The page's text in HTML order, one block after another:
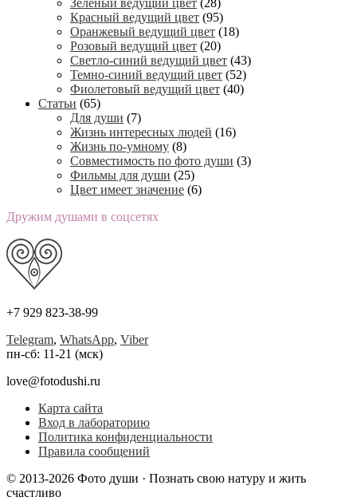
Зеленый ведущий цвет (28)
Красный ведущий цвет (95)
Оранжевый ведущий цвет (18)
Розовый ведущий цвет (20)
Светло-синий ведущий цвет (43)
Темно-синий ведущий цвет (52)
Фиолетовый ведущий цвет (40)
Статьи (65)
Для души (7)
Жизнь интересных людей (16)
Жизнь по-умному (8)
Совместимость по фото души (3)
Фильмы для души (25)
Цвет имеет значение (6)
Дружим душами в соцсетях
+7 929 823-38-99
Telegram, WhatsApp, Viber
пн-сб: 11-21 (мск)
love@fotodushi.ru
Карта сайта
Вход в лабораторию
Политика конфиденциальности
Правила сообщений
© 2013-2026 Фото души · Познать свою натуру и жить
счастливо